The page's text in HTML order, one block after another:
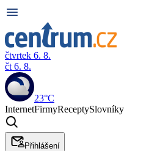
čtvrtek 6. 8.
čt 6. 8.
23°C
InternetFirmyReceptySlovníky
Přihlášení